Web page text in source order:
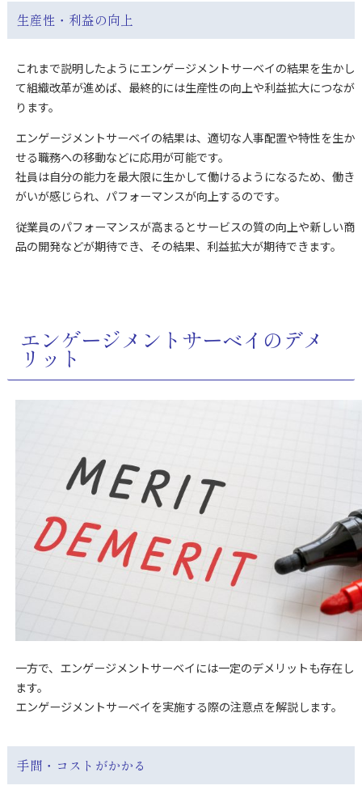
生産性・利益の向上
これまで説明したようにエンゲージメントサーベイの結果を生かし
て組織改革が進めば、最終的には生産性の向上や利益拡大につなが
ります。
エンゲージメントサーベイの結果は、適切な人事配置や特性を生か
せる職務への移動などに応用が可能です。
社員は自分の能力を最大限に生かして働けるようになるため、働き
がいが感じられ、パフォーマンスが向上するのです。
従業員のパフォーマンスが高まるとサービスの質の向上や新しい商
品の開発などが期待でき、その結果、利益拡大が期待できます。
エンゲージメントサーベイのデメ
リット
一方で、エンゲージメントサーベイには一定のデメリットも存在し
ます。
エンゲージメントサーベイを実施する際の注意点を解説します。
手間・コストがかかる